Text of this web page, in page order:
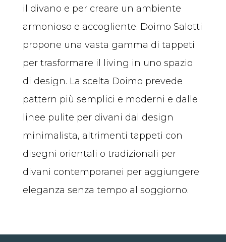
il divano e per creare un ambiente
armonioso e accogliente. Doimo Salotti
propone una vasta gamma di tappeti
per trasformare il living in uno spazio
di design. La scelta Doimo prevede
pattern più semplici e moderni e dalle
linee pulite per divani dal design
minimalista, altrimenti tappeti con
disegni orientali o tradizionali per
divani contemporanei per aggiungere
eleganza senza tempo al soggiorno.